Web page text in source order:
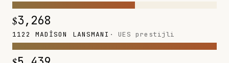
$3,268
1122 MADISON LANSMANI · UES prestijli